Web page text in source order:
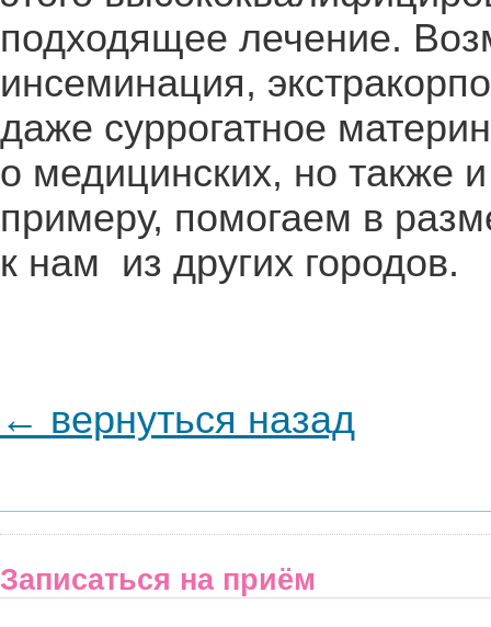
подходящее лечение.
инсеминация,
даже суррогатное
о медицинских, но также
примеру, помогаем в
к нам из других городов.
← вернуться назад
Записаться на приём